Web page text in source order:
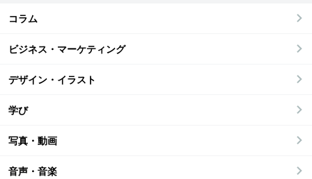
コラム
ビジネス・マーケティング
デザイン・イラスト
学び
写真・動画
音声・音楽